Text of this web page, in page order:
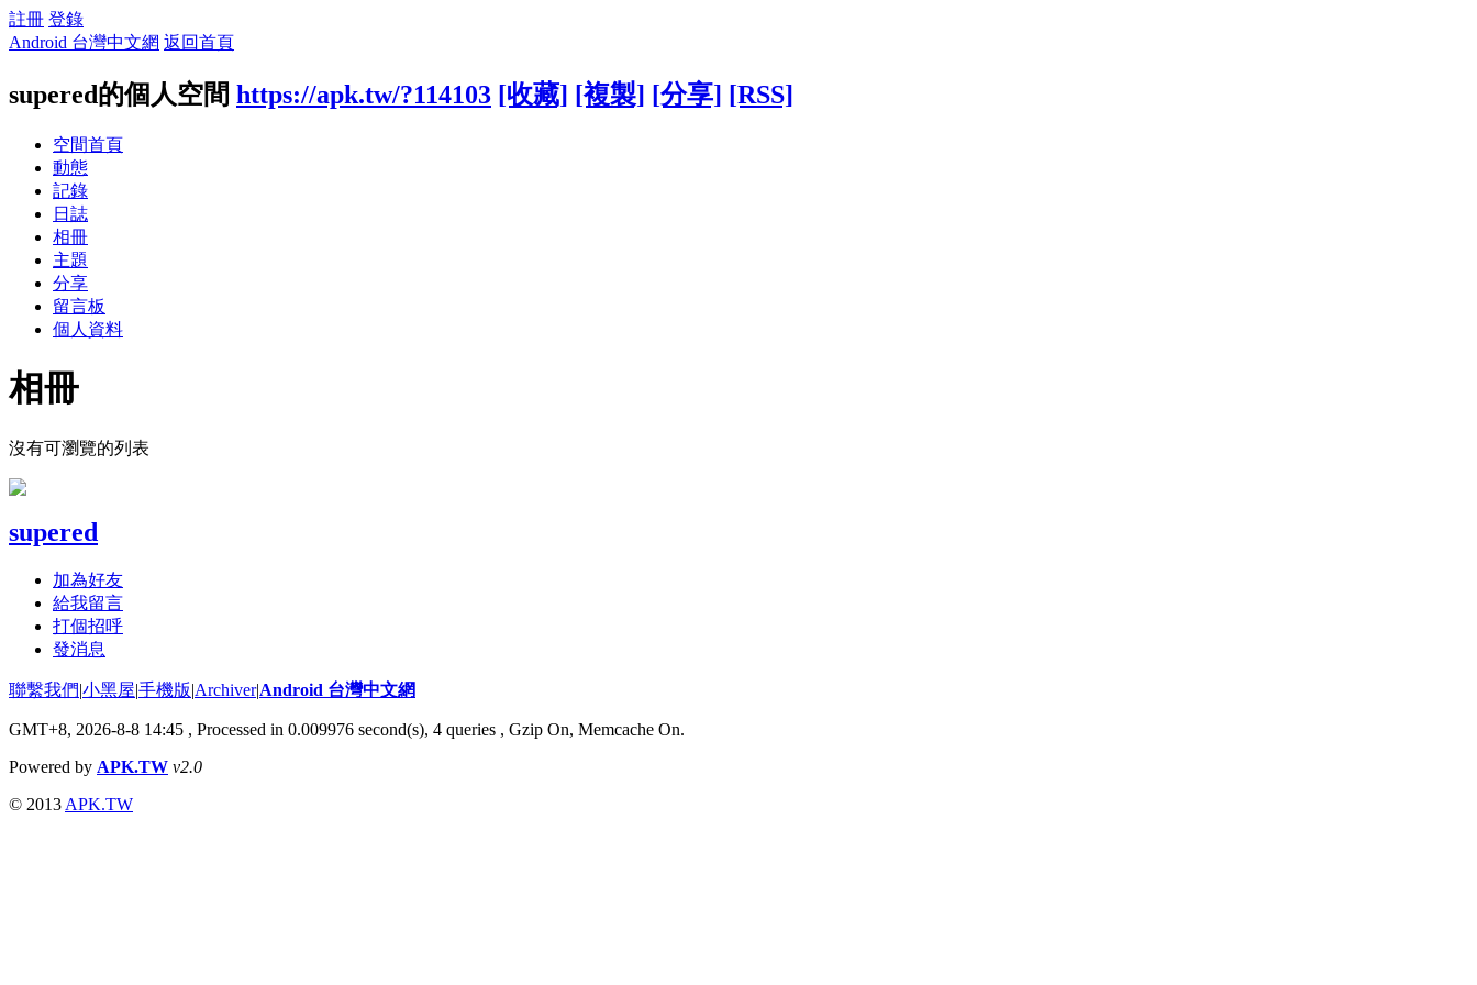
註冊 登錄
Android 台灣中文網 返回首頁
supered的個人空間 https://apk.tw/?114103 [收藏] [複製] [分享] [RSS]
空間首頁
動態
記錄
日誌
相冊
主題
分享
留言板
個人資料
相冊
沒有可瀏覽的列表
supered
加為好友
給我留言
打個招呼
發消息
聯繫我們|小黑屋|手機版|Archiver|Android 台灣中文網
GMT+8, 2026-8-8 14:45 , Processed in 0.009976 second(s), 4 queries , Gzip On, Memcache On.
Powered by APK.TW v2.0
© 2013 APK.TW